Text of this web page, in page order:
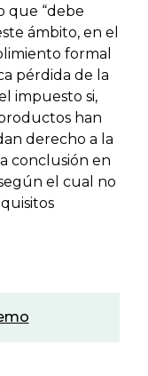
que “debe
ámbito, en el
formal
pérdida de la
impuesto si,
han
derecho a la
conclusión en
el cual no